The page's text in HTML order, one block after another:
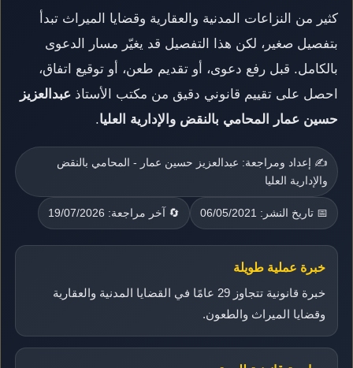
كثير من النزاعات المدنية والعقارية وقضايا الميراث تبدأ
بتفصيل صغير، لكن هذا التفصيل قد يغيّر مسار الدعوى
بالكامل. قبل رفع دعوى، أو تقديم طعن، أو توقيع اتفاق،
احصل على تقييم قانوني دقيق من مكتب الأستاذ عبدالعزيز
حسين عمار المحامي بالنقض والإدارية العليا.
✍️ إعداد ومراجعة: عبدالعزيز حسين عمار - المحامي بالنقض
والإدارية العليا
📅 تاريخ النشر: 06/05/2021 🔄 آخر مراجعة: 19/07/2026
خبرة عملية طويلة
خبرة قانونية تتجاوز 29 عامًا في القضايا المدنية والعقارية
وقضايا الميراث والطعون.